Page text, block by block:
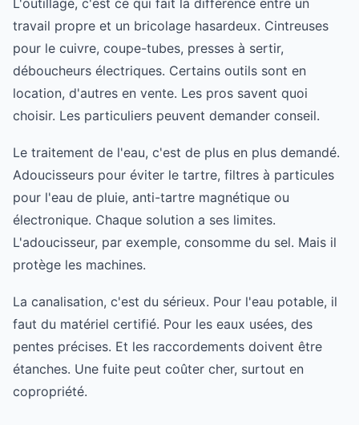
L'outillage, c'est ce qui fait la différence entre un
travail propre et un bricolage hasardeux. Cintreuses
pour le cuivre, coupe-tubes, presses à sertir,
déboucheurs électriques. Certains outils sont en
location, d'autres en vente. Les pros savent quoi
choisir. Les particuliers peuvent demander conseil.
Le traitement de l'eau, c'est de plus en plus demandé.
Adoucisseurs pour éviter le tartre, filtres à particules
pour l'eau de pluie, anti-tartre magnétique ou
électronique. Chaque solution a ses limites.
L'adoucisseur, par exemple, consomme du sel. Mais il
protège les machines.
La canalisation, c'est du sérieux. Pour l'eau potable, il
faut du matériel certifié. Pour les eaux usées, des
pentes précises. Et les raccordements doivent être
étanches. Une fuite peut coûter cher, surtout en
copropriété.